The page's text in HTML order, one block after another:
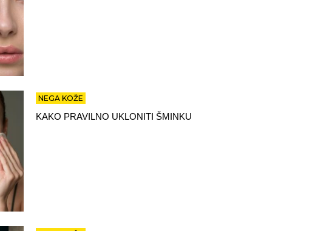
NEGA KOŽE
KAKO PRAVILNO UKLONITI ŠMINKU